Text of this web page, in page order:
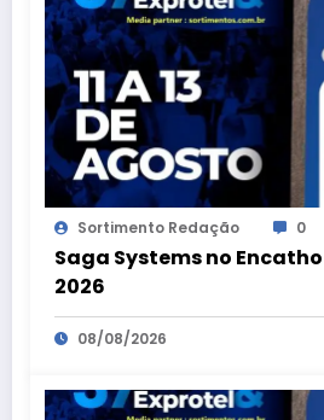
Sortimento Redação 0
Saga Systems no
2026
08/08/2026